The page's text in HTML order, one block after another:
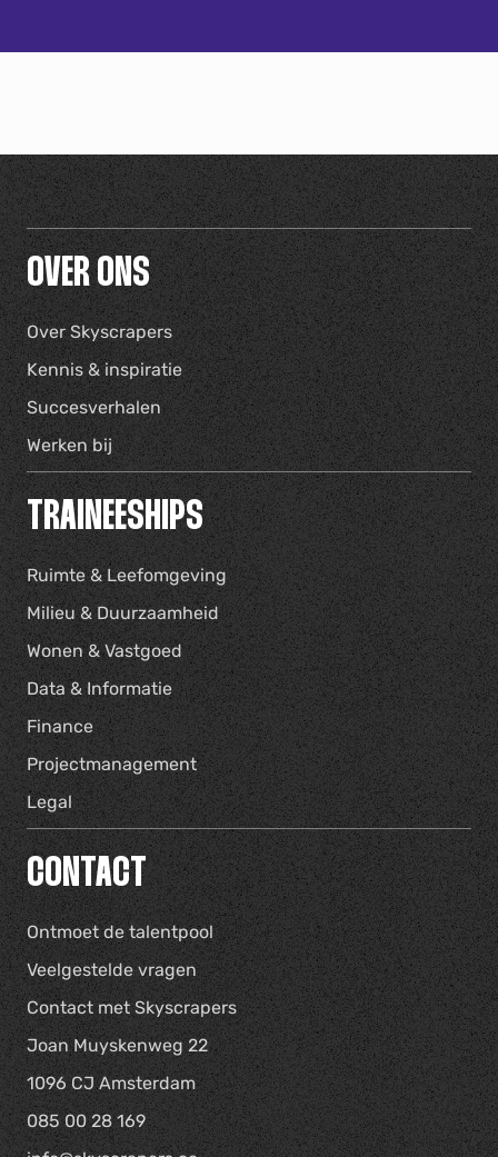
OVER ONS
Over Skyscrapers
Kennis & inspiratie
Succesverhalen
Werken bij
TRAINEESHIPS
Ruimte & Leefomgeving
Milieu & Duurzaamheid
Wonen & Vastgoed
Data & Informatie
Finance
Projectmanagement
Legal
CONTACT
Ontmoet de talentpool
Veelgestelde vragen
Contact met Skyscrapers
Joan Muyskenweg 22
1096 CJ Amsterdam
085 00 28 169